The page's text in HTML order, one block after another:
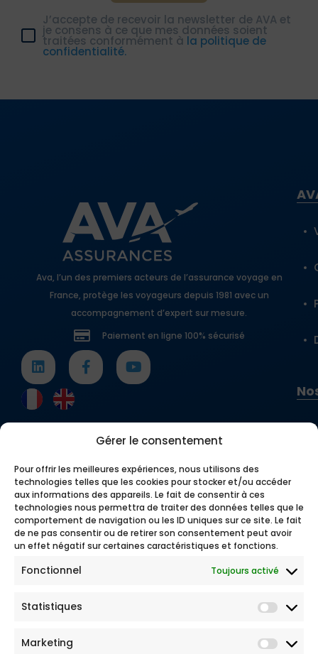
Gérer le consentement
Pour offrir les meilleures expériences, nous utilisons des
technologies telles que les cookies pour stocker et/ou accéder
aux informations des appareils. Le fait de consentir à ces
technologies nous permettra de traiter des données telles que le
comportement de navigation ou les ID uniques sur ce site. Le fait
de ne pas consentir ou de retirer son consentement peut avoir
un effet négatif sur certaines caractéristiques et fonctions.
Fonctionnel Toujours activé
Statistiques
Marketing
J’accepte de recevoir la newsletter de AVA et
je consens à ce que mes données soient
traitées conformément à la politique de
confidentialité.
Ava, l’un des premiers acteurs de l’assurance voyage en
France, protège les voyageurs depuis 1981 avec un
accompagnement d’expert sur mesure.
Paiement en ligne 100% sécurisé